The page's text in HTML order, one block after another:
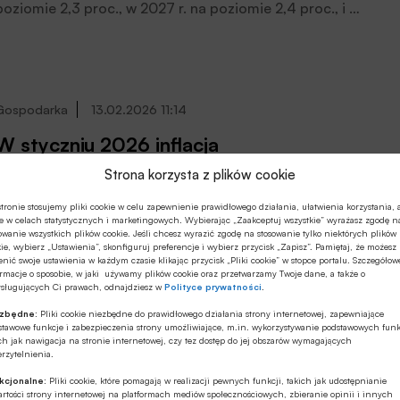
Strona korzysta z plików cookie
stosujemy pliki cookie w celu zapewnienie prawidłowego działania, ułatwienia korzystania, a
w celach statystycznych i marketingowych. Wybierając „Zaakceptuj wszystkie” wyrażasz zgodę
wszystkich plików cookie. Jeśli chcesz wyrazić zgodę na stosowanie tylko niektórych plików
wybierz „Ustawienia”, skonfiguruj preferencje i wybierz przycisk „Zapisz”. Pamiętaj, że możesz
swoje ustawienia w każdym czasie klikając przycisk „Pliki cookie” w stopce portalu.
o sposobie, w jaki używamy plików cookie oraz przetwarzamy Twoje dane, a także o
Ci prawach, odnajdziesz wPolityce prywatności
Pliki cookie niezbędne do prawidłowego działania strony internetowej, zapewniające
funkcje i zabezpieczenia strony umożliwiające, m.in. wykorzystywanie podstawowych
jak nawigacja na stronie internetowej, czy tez dostęp do jej obszarów wymagających
Pliki cookie, które pomagają w realizacji pewnych funkcji, takich jak udostępnianie
strony internetowej na platformach mediów społecznościowych, zbieranie opinii i innych
2,3 proc., w 2027 r. na poziomie 2,4 proc., i w
13.02.2026 11:14
styczniu 2026 inflacja
niespodziewanie wyższa od oczekiwań
piątek (13.02.2026) Główny Urząd Statystyczny podał
wstępnych danych, że ceny towarów i usług
w styczniu 2026 r. wzrosły rdr o 2,2
a w porównaniu z poprzednim miesiącem ceny
o 0,6 proc.
12.02.2026 11:57
wzrósł o 4% r/r w IV kw. 2025 roku
szybkiego szacunku GUS